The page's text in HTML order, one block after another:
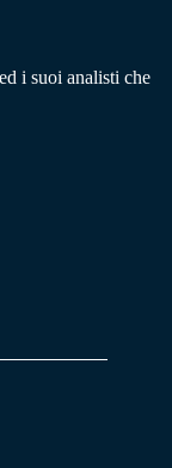
ed i suoi analisti che